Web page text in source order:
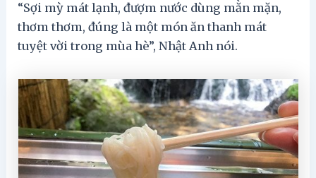
“Sợi mỳ mát lạnh, đượm nước dùng mằn mặn,
thơm thơm, đúng là một món ăn thanh mát
tuyệt vời trong mùa hè”, Nhật Anh nói.